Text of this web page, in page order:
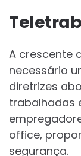
A crescente
necessário
diretrizes
trabalhadas
office,
segurança.